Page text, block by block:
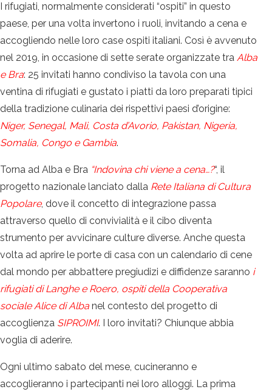
I rifugiati, normalmente considerati “ospiti” in questo
paese, per una volta invertono i ruoli, invitando a cena e
accogliendo nelle loro case ospiti italiani. Così è avvenuto
nel 2019, in occasione di sette serate organizzate tra Alba
e Bra: 25 invitati hanno condiviso la tavola con una
ventina di rifugiati e gustato i piatti da loro preparati tipici
della tradizione culinaria dei rispettivi paesi d’origine:
Niger, Senegal, Mali, Costa d’Avorio, Pakistan, Nigeria,
Somalia, Congo e Gambia.
Torna ad Alba e Bra “Indovina chi viene a cena…?“, il
progetto nazionale lanciato dalla Rete Italiana di Cultura
Popolare, dove il concetto di integrazione passa
attraverso quello di convivialità e il cibo diventa
strumento per avvicinare culture diverse. Anche questa
volta ad aprire le porte di casa con un calendario di cene
dal mondo per abbattere pregiudizi e diffidenze saranno i
rifugiati di Langhe e Roero, ospiti della Cooperativa
sociale Alice di Alba nel contesto del progetto di
accoglienza SIPROIMI. I loro invitati? Chiunque abbia
voglia di aderire.
Ogni ultimo sabato del mese, cucineranno e
accoglieranno i partecipanti nei loro alloggi. La prima